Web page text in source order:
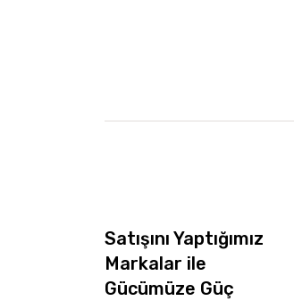
Satışını Yaptığımız
Markalar ile
Gücümüze Güç